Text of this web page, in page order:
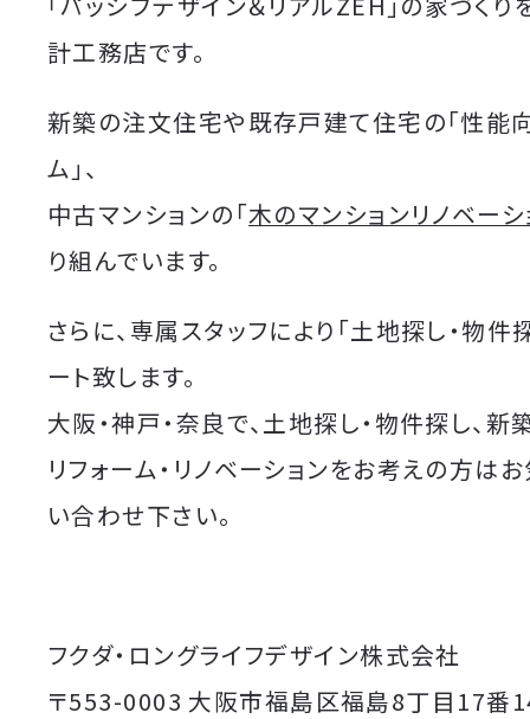
計工務店です。
新築の注文住宅や既存戸建て住宅の「性能
ム」、
中古マンションの「木のマンションリノベーシ
り組んでいます。
さらに、専属スタッフにより「土地探し・物件
ート致します。
大阪・神戸・奈良で、土地探し・物件探し、新
リフォーム・リノベーションをお考えの方は
い合わせ下さい。
フクダ・ロングライフデザイン株式会社
〒553-0003 大阪市福島区福島8丁目17番